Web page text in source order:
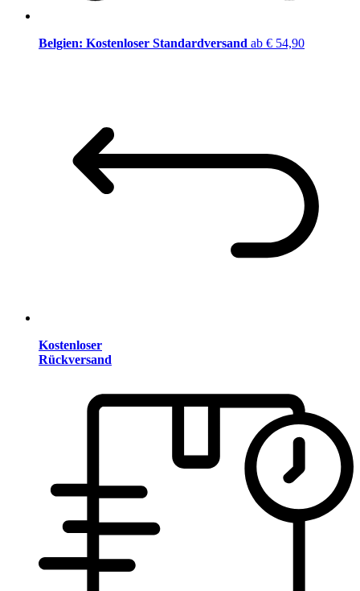
Belgien: Kostenloser Standardversand ab € 54,90
Kostenloser
Rückversand